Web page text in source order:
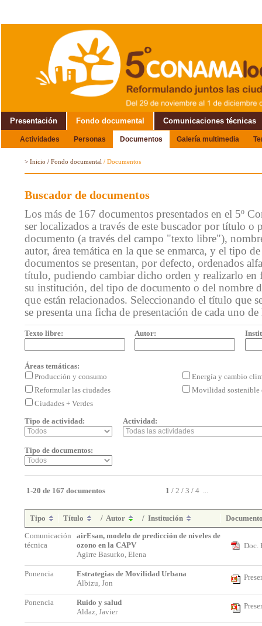
Presentación Fondo documental Comunicaciones técnicas
Actividades Personas Documentos Galería multimedia
Alrededor del Encuentro
> Inicio / Fondo documental / Documentos
Buscador de documentos
Los más de 167 documentos presentados en el 5º
ser localizados a través de este buscador por título o
documento (a través del campo "texto libre"),
autor, área temática en la que se enmarca, y el tipo
documentos se presentan, por defecto, ordenados
título, pudiendo cambiar dicho orden y realizarlo en
su institución, del tipo de documento o del nombre
que están relacionados. Seleccionando el título que
se presenta una ficha de presentación de cada uno
Texto libre: Autor:
Áreas temáticas:
Producción y consumo
Energía y cambio
Reformular las ciudades
Movilidad sostenible
Ciudades + Verdes
Tipo de actividad:
Actividad:
Tipo de documentos:
1-20 de 167 documentos 1 / 2 / 3 / 4 ...
Tipo Título / Autor / Institución
Comunicación
técnica
airEsan, modelo de predicción de niveles de
ozono en la CAPV
Agirre Basurko, Elena
Doc.
Ponencia
Estrategias de Movilidad Urbana
Albizu, Jon
Ponencia
Ruido y salud
Aldaz, Javier